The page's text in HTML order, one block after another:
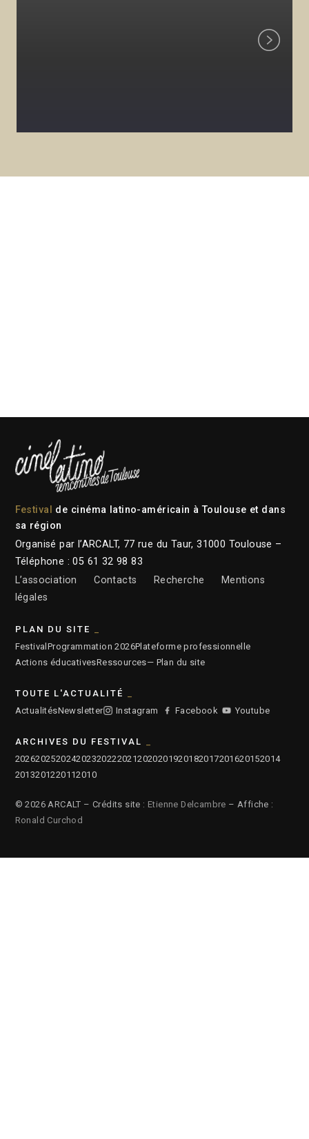
Next
Festival
de cinéma latino-américain à Toulouse et dans
sa région
Organisé par l’ARCALT, 77 rue du Taur, 31000 Toulouse –
Téléphone : 05 61 32 98 83
L’association
Contacts Recherche
Mentions
légales
PLAN DU SITE
Festival Programmation 2026Plateforme professionnelle
Actions éducativesRessources— Plan du site
TOUTE L'ACTUALITÉ
ActualitésNewsletter Instagram Facebook Youtube
ARCHIVES DU FESTIVAL
2026202520242023202220212020201920182017201620152014
2013201220112010
© 2026 ARCALT – Crédits site : Etienne Delcambre – Affiche :
Ronald Curchod